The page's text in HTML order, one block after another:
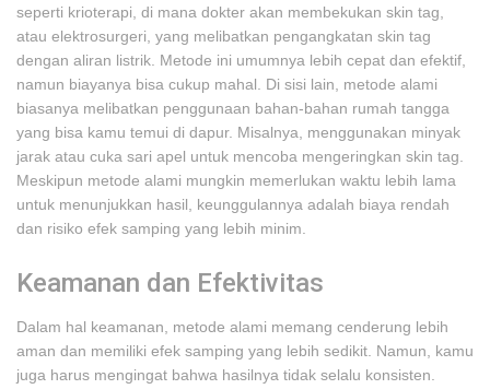
seperti krioterapi, di mana dokter akan membekukan skin tag,
atau elektrosurgeri, yang melibatkan pengangkatan skin tag
dengan aliran listrik. Metode ini umumnya lebih cepat dan efektif,
namun biayanya bisa cukup mahal. Di sisi lain, metode alami
biasanya melibatkan penggunaan bahan-bahan rumah tangga
yang bisa kamu temui di dapur. Misalnya, menggunakan minyak
jarak atau cuka sari apel untuk mencoba mengeringkan skin tag.
Meskipun metode alami mungkin memerlukan waktu lebih lama
untuk menunjukkan hasil, keunggulannya adalah biaya rendah
dan risiko efek samping yang lebih minim.
Keamanan dan Efektivitas
Dalam hal keamanan, metode alami memang cenderung lebih
aman dan memiliki efek samping yang lebih sedikit. Namun, kamu
juga harus mengingat bahwa hasilnya tidak selalu konsisten.